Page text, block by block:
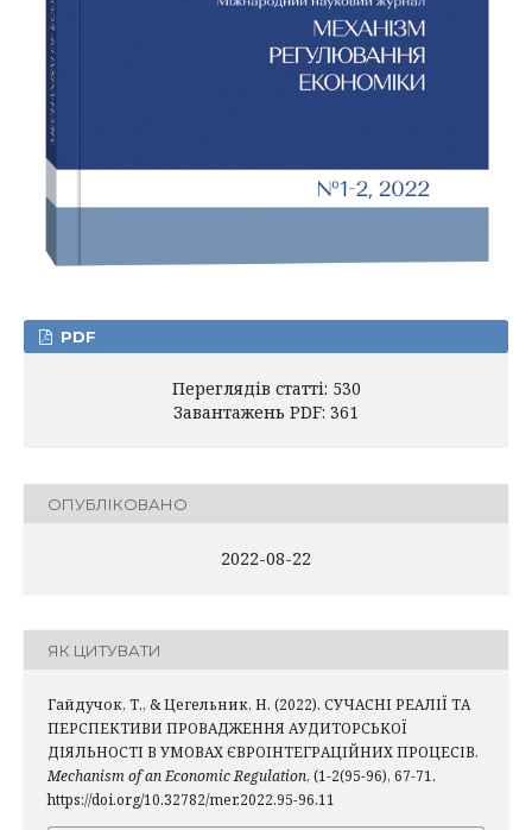
PDF
Переглядів статті: 530
Завантажень PDF: 361
ОПУБЛІКОВАНО
2022-08-22
ЯК ЦИТУВАТИ
Гайдучок, Т., & Цегельник, Н. (2022). СУЧАСНІ РЕАЛІЇ ТА
ПЕРСПЕКТИВИ ПРОВАДЖЕННЯ АУДИТОРСЬКОЇ
ДІЯЛЬНОСТІ В УМОВАХ ЄВРОІНТЕГРАЦІЙНИХ ПРОЦЕСІВ.
Mechanism of an Economic Regulation, (1-2(95-96), 67-71.
https://doi.org/10.32782/mer.2022.95-96.11